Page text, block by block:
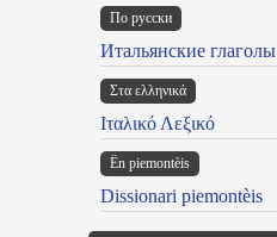
По русски
Итальянские глаголы
Στα ελληνικά
Ιταλικό Λεξικό
Ën piemontèis
Dissionari piemontèis